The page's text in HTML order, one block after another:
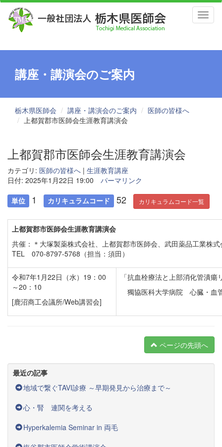
講座・講演会のご案内
栃木県医師会 講座・講演会のご案内
医師の皆様へ
上都賀郡市医師会生涯教育講演会
上都賀郡市医師会生涯教育講演会
カテゴリ: 医師の皆様へ | 生涯教育講座
日付: 2025年1月22日 19:00
パーマリンク
単位 1 カリキュラムコード 52 カリキュラムコード一覧
上都賀郡市医師会生涯教育講演会
共催：＊大塚製薬株式会社、上都賀郡市医師会、武田薬品工業株
TEL 070-8797-5768（担当：須田）
令和7年1月22日（水）19：00
～20：10
[鹿沼商工会議所/Web講習会]
「抗血栓療法と上部消化管潰瘍
獨協医科大学病院 心臓・血
ページの先頭へ
最近の記事
地域で繋ぐTAVI診療 ～早期発見から治療まで～
心・腎 連関を考える
Hyperkalemia Seminar in 両毛